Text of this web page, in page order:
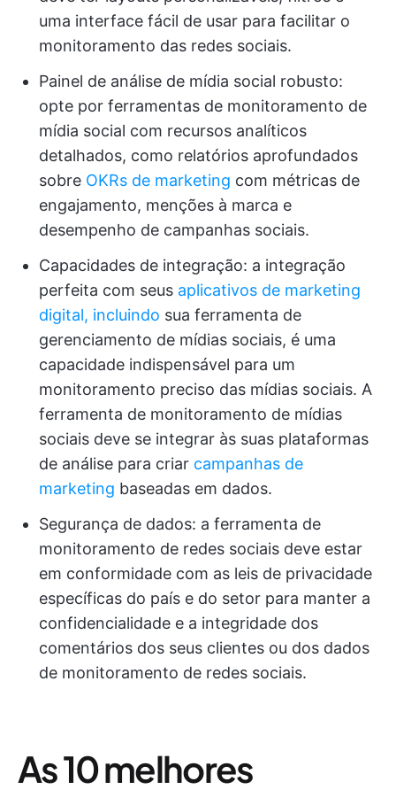
uma interface fácil de usar para facilitar o
monitoramento das redes sociais.
Painel de análise de mídia social robusto:
opte por ferramentas de monitoramento de
mídia social com recursos analíticos
detalhados, como relatórios aprofundados
sobre OKRs de marketing com métricas de
engajamento, menções à marca e
desempenho de campanhas sociais.
Capacidades de integração: a integração
perfeita com seus aplicativos de marketing
digital, incluindo sua ferramenta de
gerenciamento de mídias sociais, é uma
capacidade indispensável para um
monitoramento preciso das mídias sociais. A
ferramenta de monitoramento de mídias
sociais deve se integrar às suas plataformas
de análise para criar campanhas de
marketing baseadas em dados.
Segurança de dados: a ferramenta de
monitoramento de redes sociais deve estar
em conformidade com as leis de privacidade
específicas do país e do setor para manter a
confidencialidade e a integridade dos
comentários dos seus clientes ou dos dados
de monitoramento de redes sociais.
As 10 melhores